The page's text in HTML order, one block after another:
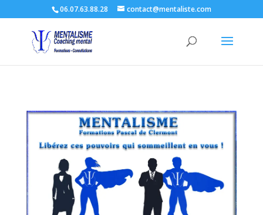
06.07.63.88.28 contact@mentaliste.com